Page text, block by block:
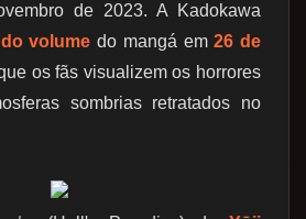
de 2023. A Kadokawa
volume do mangá em26 de
os fãs visualizem os horrores
sombrias retratados no